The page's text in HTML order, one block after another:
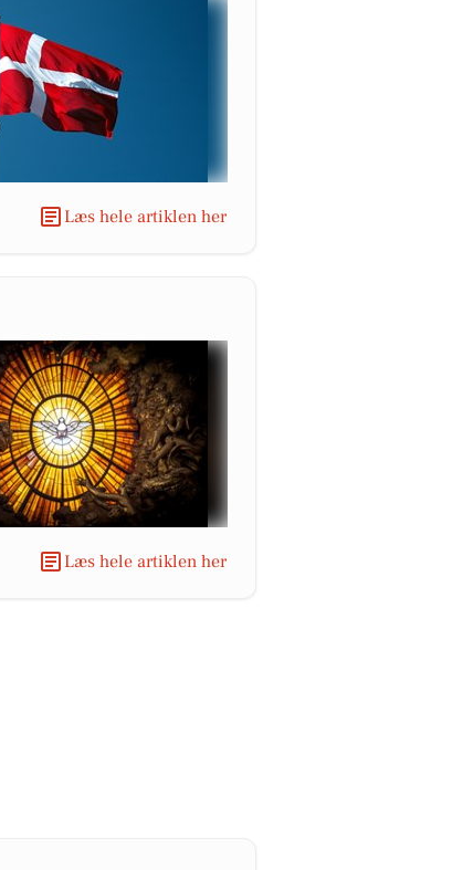
Læs hele artiklen her
Læs hele artiklen her